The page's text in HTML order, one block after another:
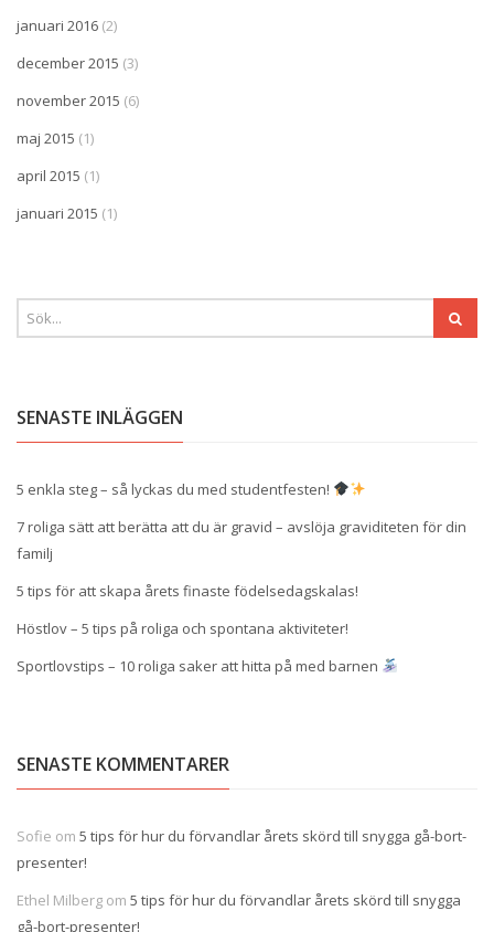
januari 2016 (2)
december 2015 (3)
november 2015 (6)
maj 2015 (1)
april 2015 (1)
januari 2015 (1)
SENASTE INLÄGGEN
5 enkla steg – så lyckas du med studentfesten!
7 roliga sätt att berätta att du är gravid – avslöja graviditeten för din
familj
5 tips för att skapa årets finaste födelsedagskalas!
Höstlov – 5 tips på roliga och spontana aktiviteter!
Sportlovstips – 10 roliga saker att hitta på med barnen
SENASTE KOMMENTARER
Sofie om 5 tips för hur du förvandlar årets skörd till snygga gå-bort-
presenter!
Ethel Milberg om 5 tips för hur du förvandlar årets skörd till snygga
gå-bort-presenter!